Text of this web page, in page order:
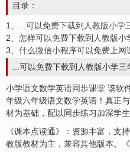
目录：
1、
...可以免费下载到人教版小
2、 怎样可以免费下载到人教版小
3、 什么微信小程序可以免费上网
...可以免费下载到人教版小学
小学语文数学英语同步课堂 该软
年级六年级语文数学英语！真正
材为基础，配以同步练习加深学生
《课本点读通》：资源丰富，支
教版教材为主，兼容其他版本。